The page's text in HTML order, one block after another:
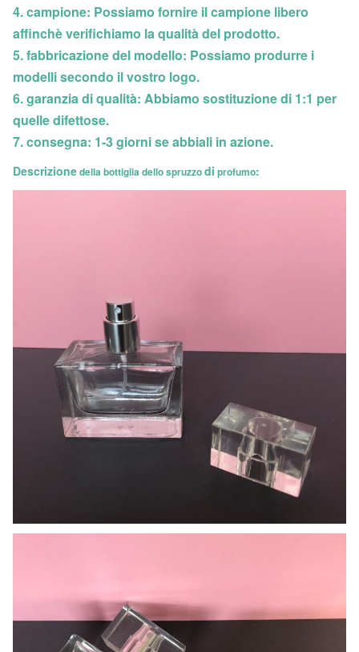
4. campione: Possiamo fornire il campione libero
affinchè verifichiamo la qualità del prodotto.
5. fabbricazione del modello: Possiamo produrre i
modelli secondo il vostro logo.
6. garanzia di qualità: Abbiamo sostituzione di 1:1 per
quelle difettose.
7. consegna: 1-3 giorni se abbiali in azione.
Descrizionedella bottiglia dello spruzzodi profumo: